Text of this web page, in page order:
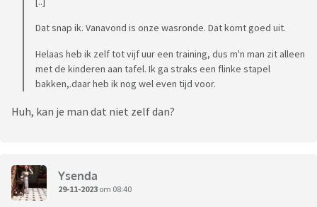
Dat snap ik. Vanavond is onze wasronde. Dat komt goed uit.
Helaas heb ik zelf tot vijf uur een training, dus m'n man zit alleen
met de kinderen aan tafel. Ik ga straks een flinke stapel
bakken,.daar heb ik nog wel even tijd voor.
Huh, kan je man dat niet zelf dan?
Ysenda
29-11-2023 om 08:40